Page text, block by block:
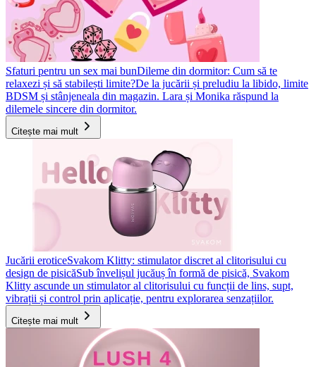
Sfaturi pentru un sex mai bunDileme din dormitor: Cum să te
relaxezi și să stabilești limite?De la jucării și preludiu la libido, limite
BDSM și stânjeneala din magazin. Lara și Monika răspund la
dilemele sincere din dormitor.
Citește mai mult
Jucării eroticeSvakom Klitty: stimulator discret al clitorisului cu
design de pisicăSub învelișul jucăuș în formă de pisică, Svakom
Klitty ascunde un stimulator al clitorisului cu funcții de lins, supt,
vibrații și control prin aplicație, pentru explorarea senzațiilor.
Citește mai mult